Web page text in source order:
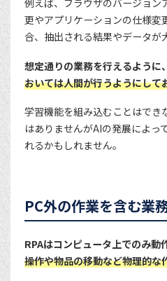
更やアプリケーションの仕様変
合、抽出される結果やデータが
想定通りの業務を行えるように、
おいては人間が行うようにして
学習機能を組み込むことはでき
はありませんがAIの発展によっ
れるかもしれません。
PC外の作業を含む業
RPAはコンピュータ上でのみ動
操作や物品の移動など物理的な